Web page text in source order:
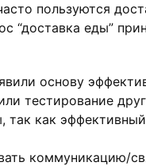
пользуются
“доставка еды”
основу
тестирование
так как
коммуникацию/